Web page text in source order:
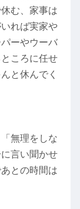
む、家事は
れば実家や
ーやウーバ
ころに任せ
と休んでく
無理をしな
言い聞かせ
との時間は